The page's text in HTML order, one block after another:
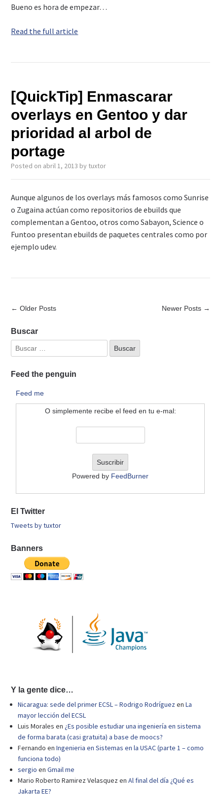
Bueno es hora de empezar…
Read the full article
[QuickTip] Enmascarar
overlays en Gentoo y dar
prioridad al arbol de
portage
Posted on abril 1, 2013 by tuxtor
Aunque algunos de los overlays más famosos como Sunrise
o Zugaina actúan como repositorios de ebuilds que
complementan a Gentoo, otros como Sabayon, Science o
Funtoo presentan ebuilds de paquetes centrales como por
ejemplo udev.
← Older Posts Newer Posts →
Buscar
Feed the penguin
Feed me
O simplemente recibe el feed en tu e-mal:
Powered by FeedBurner
El Twitter
Tweets by tuxtor
Banners
Y la gente dice…
Nicaragua: sede del primer ECSL – Rodrigo RodríguezenLa
mayor lección del ECSL
Luis Morales en ¿Es posible estudiar una ingeniería en sistema
de forma barata (casi gratuita) a base de moocs?
Fernando enIngenieria en Sistemas en la USAC (parte 1 – como
funciona todo)
sergio enGmail me
Mario Roberto Ramirez VelasquezenAl final del día ¿Qué es
Jakarta EE?